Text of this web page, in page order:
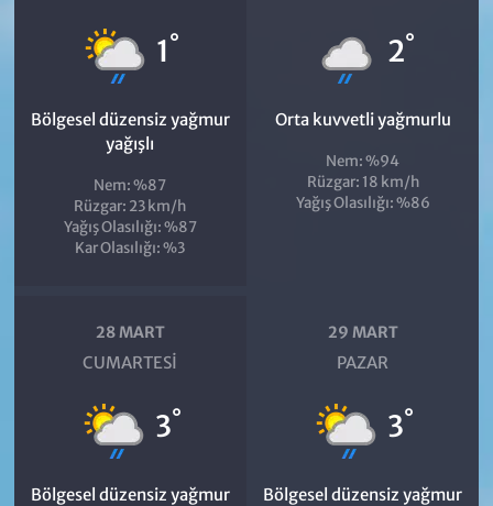
1°
Bölgesel düzensiz yağmur
yağışlı
Nem: %87
Rüzgar: 23 km/h
Yağış Olasılığı: %87
Kar Olasılığı: %3
2°
Orta kuvvetli yağmurlu
Nem: %94
Rüzgar: 18 km/h
Yağış Olasılığı: %86
28 MART
CUMARTESI
3°
Bölgesel düzensiz yağmur
29 MART
PAZAR
3°
Bölgesel düzensiz yağmur